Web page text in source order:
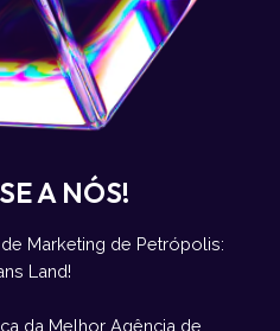
A NÓS!
Marketing de Petrópolis:
Land!
da Melhor Agência de